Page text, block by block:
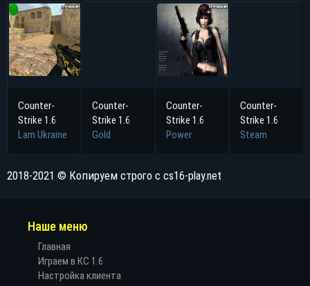
Counter-
Strike 1.6
Lam Ukraine
Counter-
Strike 1.6
Gold
Counter-
Strike 1.6
Power
Counter-
Strike 1.6
Steam
2018-2021 © Копируем строго с cs16-play.net
Наше меню
Главная
Играем в КС 1.6
Настройка клиента